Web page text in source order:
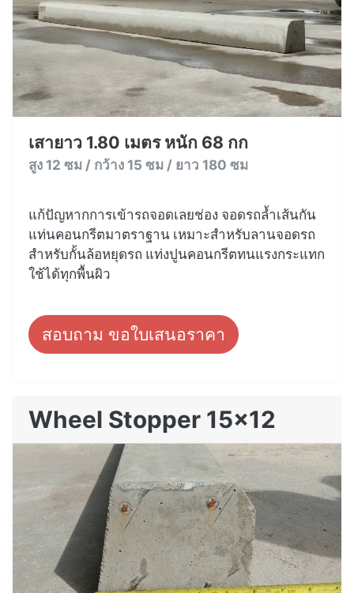
เสายาว 1.80 เมตร หนัก 68 กก
สูง 12 ซม / กว้าง 15 ซม / ยาว 180 ซม
แก้ปัญหากการเข้ารถจอดเลยช่อง จอดรถล้ำเส้นกัน
แท่นคอนกรีตมาตราฐาน เหมาะสำหรับลานจอดรถ
สำหรับกั้นล้อหยุดรถ แท่งปูนคอนกรีตทนแรงกระแทก
ใช้ได้ทุกพื้นผิว
สอบถาม ขอใบเสนอราคา
Wheel Stopper 15x12